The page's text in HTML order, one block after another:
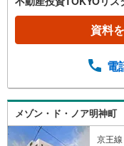
資料
電
メゾン・ド・ノア明神町
京王